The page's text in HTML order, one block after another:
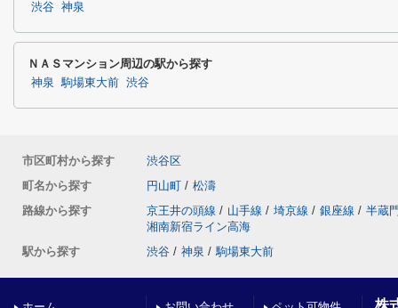
渋谷 神泉
ＮＡＳマンション周辺の駅から探す
神泉 駒場東大前 渋谷
市区町村から探す
渋谷区
町名から探す
円山町 / 松濤
路線から探す
京王井の頭線 / 山手線 / 埼京線 / 銀座線 / 半蔵
湘南新宿ライン高海
駅から探す
渋谷 / 神泉 / 駒場東大前
株